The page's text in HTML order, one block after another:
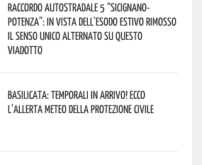
Raccordo Autostradale 5 “Sicignano-
Potenza”: in vista dell’esodo estivo rimosso
il senso unico alternato su questo
viadotto
Basilicata: temporali in arrivo! Ecco
l’allerta meteo della Protezione civile